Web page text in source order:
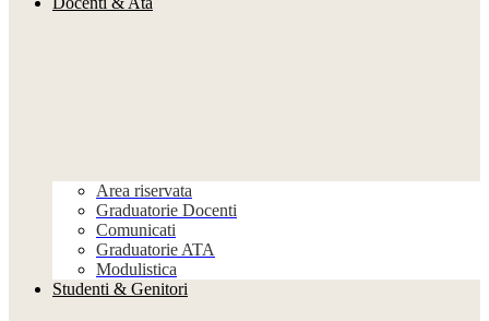
Area riservata
Graduatorie Docenti
Comunicati
Graduatorie ATA
Modulistica
Studenti & Genitori